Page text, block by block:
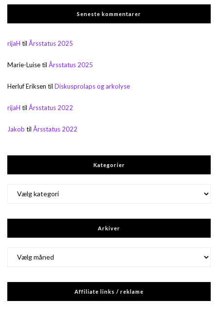
Seneste kommentarer
rijaH til Årsstatus 2025
Marie-Luisetil Årsstatus 2025
Herluf Eriksen til Diskusprolaps og arkolyse
rijaH til Årsstatus 2022
Jakob til Årsstatus 2022
Kategorier
Arkiver
Affiliate links / reklame